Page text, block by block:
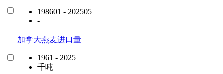
198601 - 202505
-
加拿大燕麦进口量
1961 - 2025
千吨